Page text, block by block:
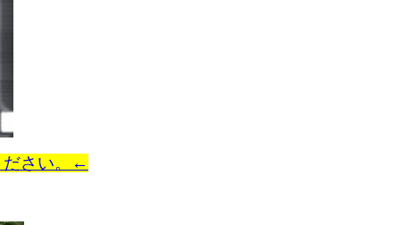
ださい。←